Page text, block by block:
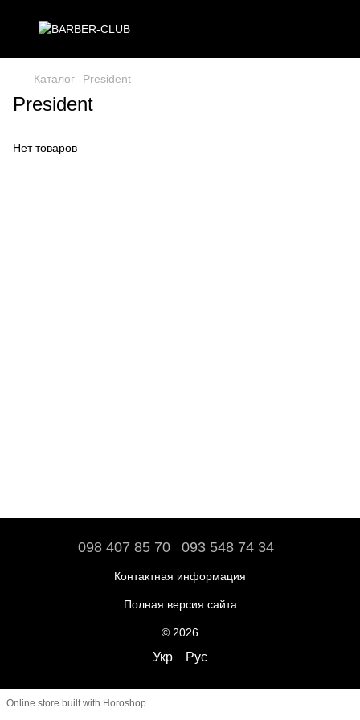
Каталог President
President
Нет товаров
098 407 85 70 093 548 74 34
Контактная информация
Полная версия сайта
© 2026
Укр Рус
Online store built with Horoshop